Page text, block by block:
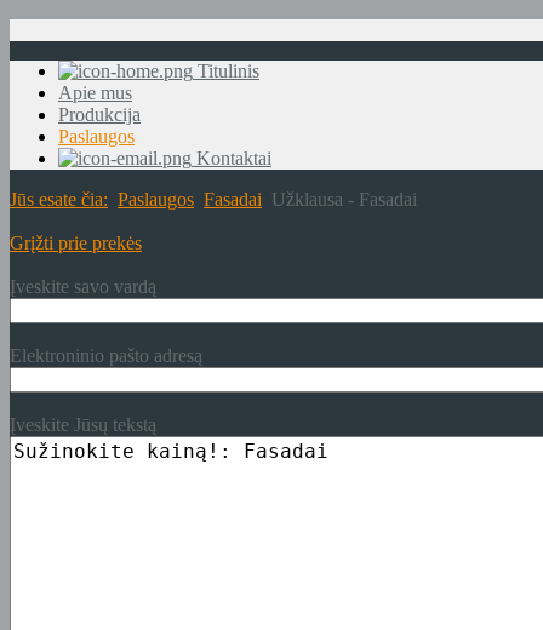
Titulinis
Apie mus
Produkcija
Paslaugos
Kontaktai
Jūs esate čia: Paslaugos Fasadai Užklausa - Fasadai
Grįžti prie prekės
Įveskite savo vardą
Elektroninio pašto adresą
Įveskite Jūsų tekstą